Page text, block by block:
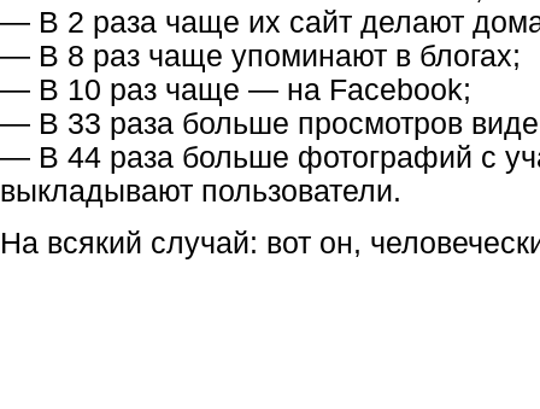
— В 2 раза чаще их сайт делают
— В 8 раз чаще упоминают в блогах;
— В 10 раз чаще — на Facebook;
— В 33 раза больше просмотров
— В 44 раза больше фотографий с
выкладывают пользователи.
На всякий случай: вот он,